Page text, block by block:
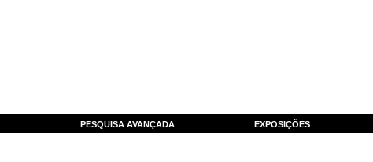
PESQUISA AVANÇADA EXPOSIÇÕES